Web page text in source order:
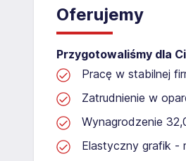
Oferujemy
Przygotowaliśmy dla
Pracę w stabilnej
Zatrudnienie w
Wynagrodzenie
Elastyczny grafik -